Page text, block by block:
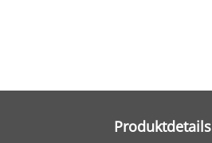
Produktdetails